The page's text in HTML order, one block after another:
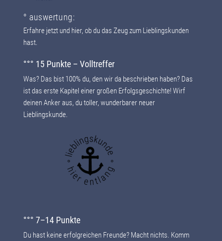
° auswertung:
Erfahre jetzt und hier, ob du das Zeug zum Lieblingskunden
hast.
°°° 15 Punkte – Volltreffer
Was? Das bist 100% du, den wir da beschrieben haben? Das
ist das erste Kapitel einer großen Erfolgsgeschichte! Wirf
deinen Anker aus, du toller, wunderbarer neuer
Lieblingskunde.
°°° 7–14 Punkte
Du hast keine erfolgreichen Freunde? Macht nichts. Komm